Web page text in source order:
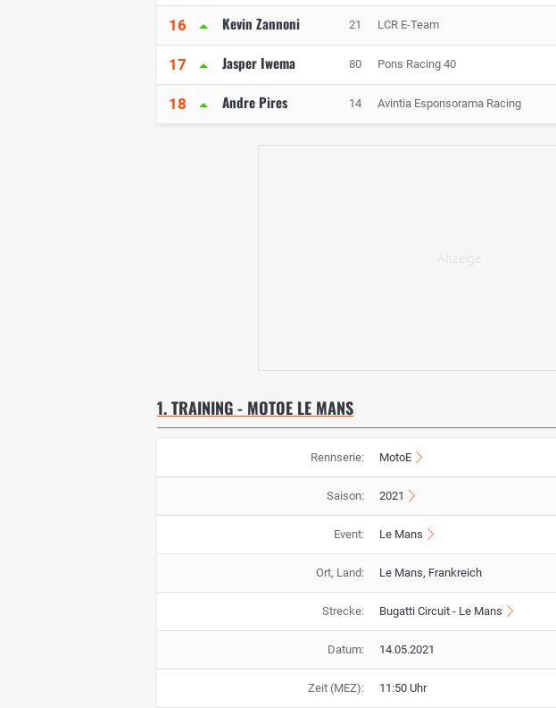
16 Kevin Zannoni 21 LCR E-Team
17 Jasper Iwema 80 Pons Racing 40
18 Andre Pires 14 Avintia Esponsorama Racing
1. TRAINING - MOTOE LE MANS
Rennserie: MotoE
Saison: 2021
Event: Le Mans
Ort, Land: Le Mans, Frankreich
Strecke: Bugatti Circuit - Le Mans
Datum: 14.05.2021
Zeit (MEZ): 11:50 Uhr